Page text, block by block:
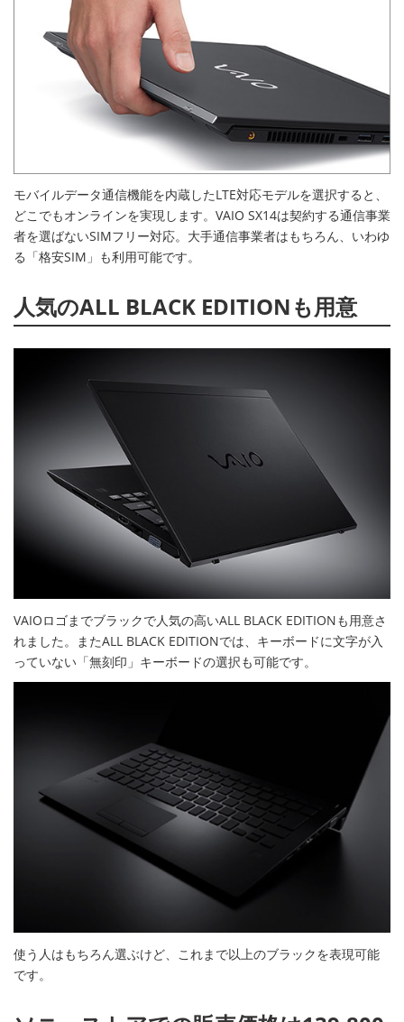
モバイルデータ通信機能を内蔵したLTE対応モデルを選択すると、
どこでもオンラインを実現します。VAIO SX14は契約する通信事業
者を選ばないSIMフリー対応。大手通信事業者はもちろん、いわゆ
る「格安SIM」も利用可能です。
人気のALL BLACK EDITIONも用意
VAIOロゴまでブラックで人気の高いALL BLACK EDITIONも用意さ
れました。またALL BLACK EDITIONでは、キーボードに文字が入
っていない「無刻印」キーボードの選択も可能です。
使う人はもちろん選ぶけど、これまで以上のブラックを表現可能
です。